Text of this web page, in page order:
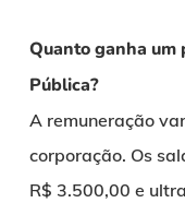
Quanto ganha um
Pública?
A remuneração
corporação. Os
R$ 3.500,00 e